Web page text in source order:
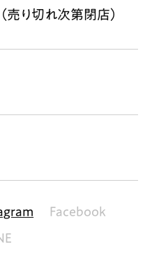
り切れ次第閉店）
Facebook